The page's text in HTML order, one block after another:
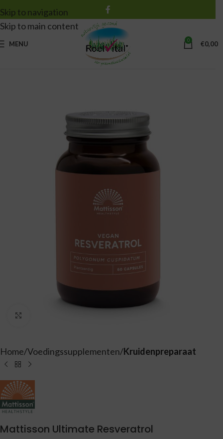
Skip to navigation
Skip to main content
MENU 0 €0,00
Home Voedingssupplementen Kruidenpreparaat
Mattisson Ultimate Resveratrol